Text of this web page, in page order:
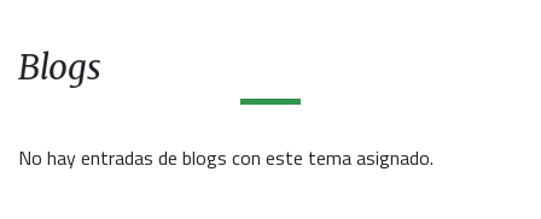
Blogs
No hay entradas de blogs con este tema asignado.